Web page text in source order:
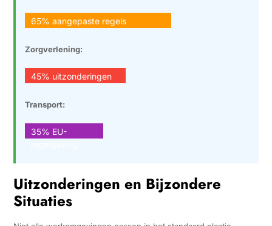
65% aangepaste regels
Zorgverlening:
45% uitzonderingen
Transport:
35% EU-
Uitzonderingen en Bijzondere
Situaties